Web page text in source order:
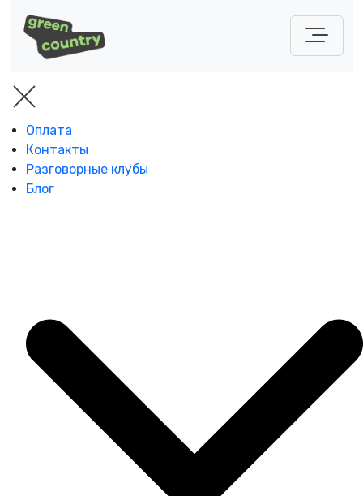
Оплата
Контакты
Разговорные клубы
Блог